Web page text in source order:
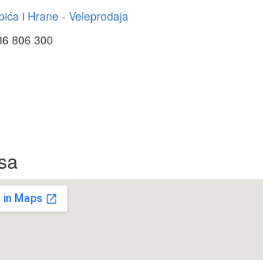
i Hrane - Veleprodaja
806 300